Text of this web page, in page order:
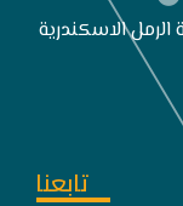
تابعنا